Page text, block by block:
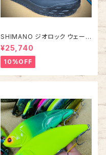
SHIMANO ジオロック ウェーデ
ィングシューズ カットピンフェル
ト FS-284Z【2026年オスス
メ！】
¥25,740
10%OFF